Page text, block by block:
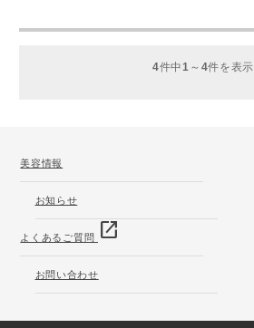
4件中 1 ～ 4件を表示
美容情報
お知らせ
よくあるご質問 open_in_new
お問い合わせ